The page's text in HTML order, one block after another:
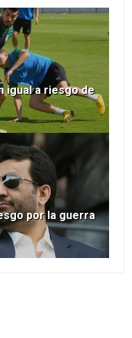
igual a riesgo de
por la guerra